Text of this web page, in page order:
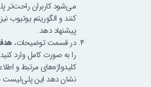
می‌شود کاربران راحت‌تر
کنند و الگوریتم یوتیوب
پیشنهاد دهد.
در قسمت توضیحات،
را به صورت کامل وارد
کلیدواژه‌های مرتبط و
نشان دهد این پلی‌لیست